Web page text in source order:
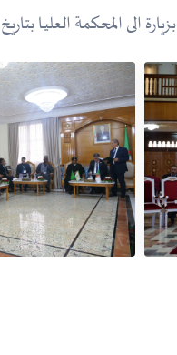
04 ديسمبر 2023 رفقة الوفد المرافق .